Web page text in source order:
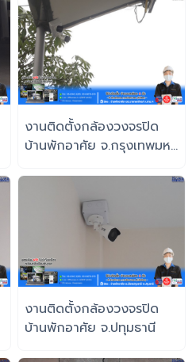
งานติดตั้งกล้องวงจรปิด
บ้านพักอาศัย จ.กรุงเทพมหา
งานติดตั้งกล้องวงจรปิด
บ้านพักอาศัย จ.ปทุมธานี